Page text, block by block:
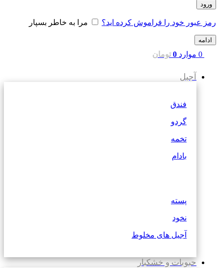
ورود
رمز عبور خود را فراموش کرده اید؟ مرا به خاطر بسپار
ادامه
0 موارد 0 تومان
آجیل
فندق
گردو
تخمه
بادام
پسته
نخود
آجیل های مخلوط
حبوبات و خشکبار